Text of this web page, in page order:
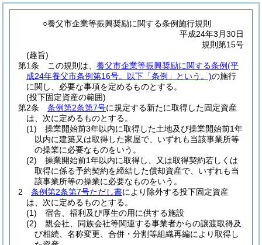
○養父市企業等振興奨励に関する条例施行規則
平成24年3月30日
規則第15号
(趣旨)
第1条
この規則は、 養父市企業等振興奨励に関する条例(平
成24年養父市条例第16号。以下「条例」という。)の施行
に関し、必要な事項を定めるものとする。
(投下固定資産の範囲)
第2条
条例第2条第7号に規定する新たに取得した固定資産
は、次に定めるものとする。
(1)
操業開始前3年以内に取得した土地及び操業開始前1年
以内に建築又は取得した家屋で、いずれも当該事業所等
の操業に必要なものをいう。
(2)
操業開始前1年以内に取得し、又は取得契約若しくは
取得に係る予約契約を締結した償却資産で、いずれも当
該事業所等の操業に必要なものをいう。
2
条例第2条第7号ただし書により除外する投下固定資産
は、次に定めるものとする。
(1)
宿舎、福利及び厚生の用に供する施設
(2)
親会社、同族会社等関連する事業者からの譲渡取得及
び相続、名称変更、合併・分割等組織再編により取得し